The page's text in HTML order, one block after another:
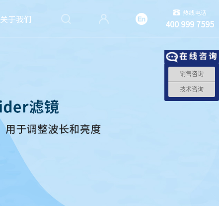
关于我们
热线电话
400 999 7595
销售咨询
技术咨询